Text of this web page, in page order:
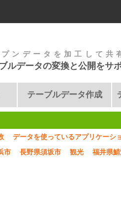
ンデータを加工して共
ルデータの変換と公開をサ
テーブルデータ作成
データを使っているアプリケーシ
市 長野県須坂市 観光 福井県